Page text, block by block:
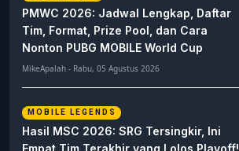
PMWC 2026: Jadwal Lengkap, Daftar
Tim, Format, Prize Pool, dan Cara
Nonton PUBG MOBILE World Cup
MikeApalah - Rabu, 05 Agustus 2026
MOBILE LEGENDS
Hasil MSC 2026: SRG Tersingkir, Ini
Empat Tim Terakhir yang Lolos Playoff!